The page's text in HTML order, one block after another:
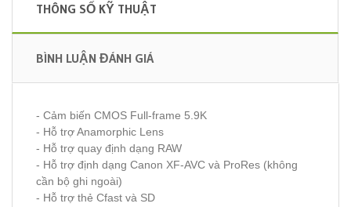
THÔNG SỐ KỸ THUẬT
BÌNH LUẬN ĐÁNH GIÁ
- Cảm biến CMOS Full-frame 5.9K
- Hỗ trợ Anamorphic Lens
- Hỗ trợ quay định dạng RAW
- Hỗ trợ định dạng Canon XF-AVC và ProRes (không
cần bộ ghi ngoài)
- Hỗ trợ thẻ Cfast và SD